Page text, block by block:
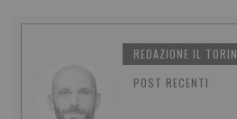
REDAZIONE IL
POST RECENTI